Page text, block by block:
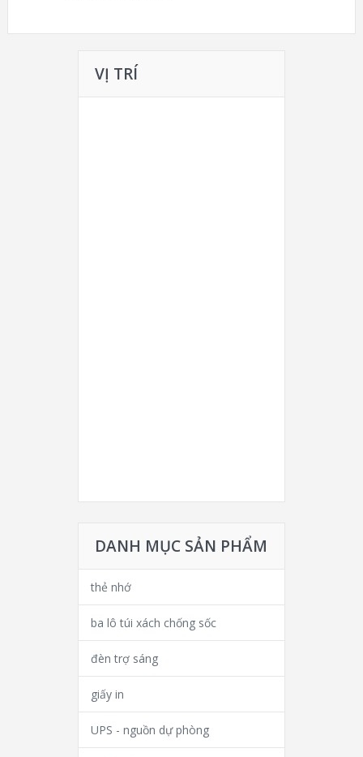
VỊ TRÍ
DANH MỤC SẢN PHẨM
thẻ nhớ
ba lô túi xách chống sốc
đèn trợ sáng
giấy in
UPS - nguồn dự phòng